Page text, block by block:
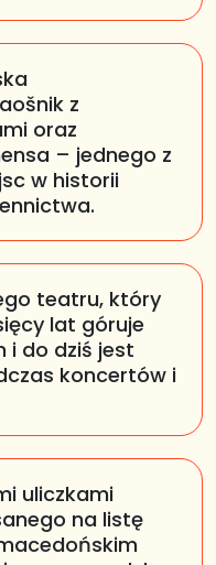
z
oraz
– jednego z
w historii
teatru, który
lat góruje
i do dziś jest
koncertów i
uliczkami
na listę